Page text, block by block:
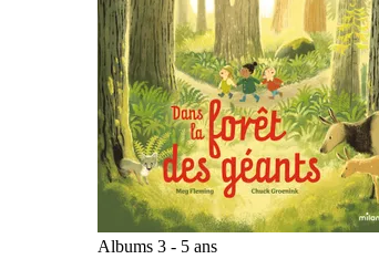
Albums 3 - 5 ans